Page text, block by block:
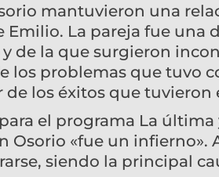
mantuvieron una
La pareja fue una
de la que surgieron
los problemas que tuvo
de los éxitos que tuvieron
el programa La última
Osorio «fue un infierno».
siendo la principal